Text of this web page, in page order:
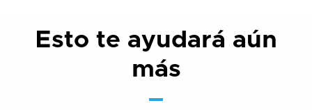
Esto te ayudará aún
más